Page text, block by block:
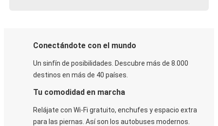
Conectándote con el mundo
Un sinfín de posibilidades. Descubre más de 8.000
destinos en más de 40 países.
Tu comodidad en marcha
Relájate con Wi-Fi gratuito, enchufes y espacio extra
para las piernas. Así son los autobuses modernos.